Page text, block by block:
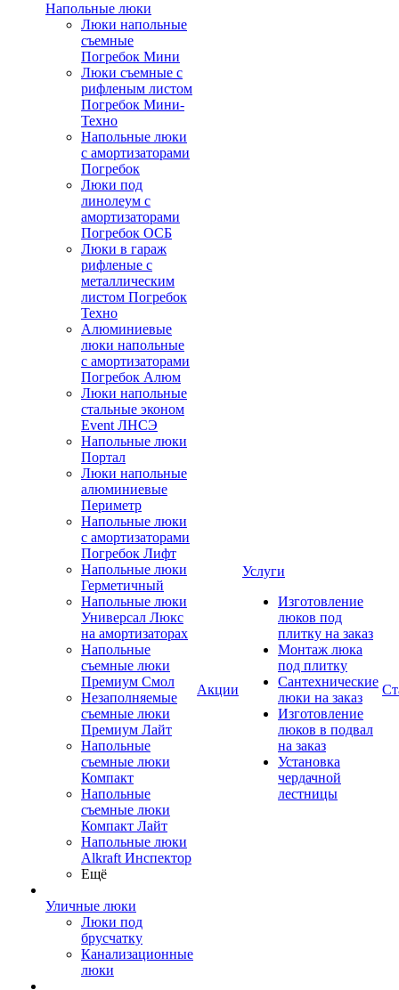
Напольные люки
Люки напольные
съемные
Погребок Мини
Люки съемные с
рифленым листом
Погребок Мини-
Техно
Напольные люки
с амортизаторами
Погребок
Люки под
линолеум с
амортизаторами
Погребок ОСБ
Люки в гараж
рифленые с
металлическим
листом Погребок
Техно
Алюминиевые
люки напольные
с амортизаторами
Погребок Алюм
Люки напольные
стальные эконом
Event ЛНСЭ
Напольные люки
Портал
Люки напольные
алюминиевые
Периметр
Напольные люки
с амортизаторами
Погребок Лифт
Напольные люки
Герметичный
Напольные люки
Универсал Люкс
на амортизаторах
Напольные
съемные люки
Премиум Смол
Незаполняемые
съемные люки
Премиум Лайт
Напольные
съемные люки
Компакт
Напольные
съемные люки
Компакт Лайт
Напольные люки
Alkraft Инспектор
Ещё
Уличные люки
Люки под
брусчатку
Канализационные
люки
Акции
Услуги
Изготовление
люков под
плитку на заказ
Монтаж люка
под плитку
Сантехнические
люки на заказ
Изготовление
люков в подвал
на заказ
Установка
чердачной
лестницы